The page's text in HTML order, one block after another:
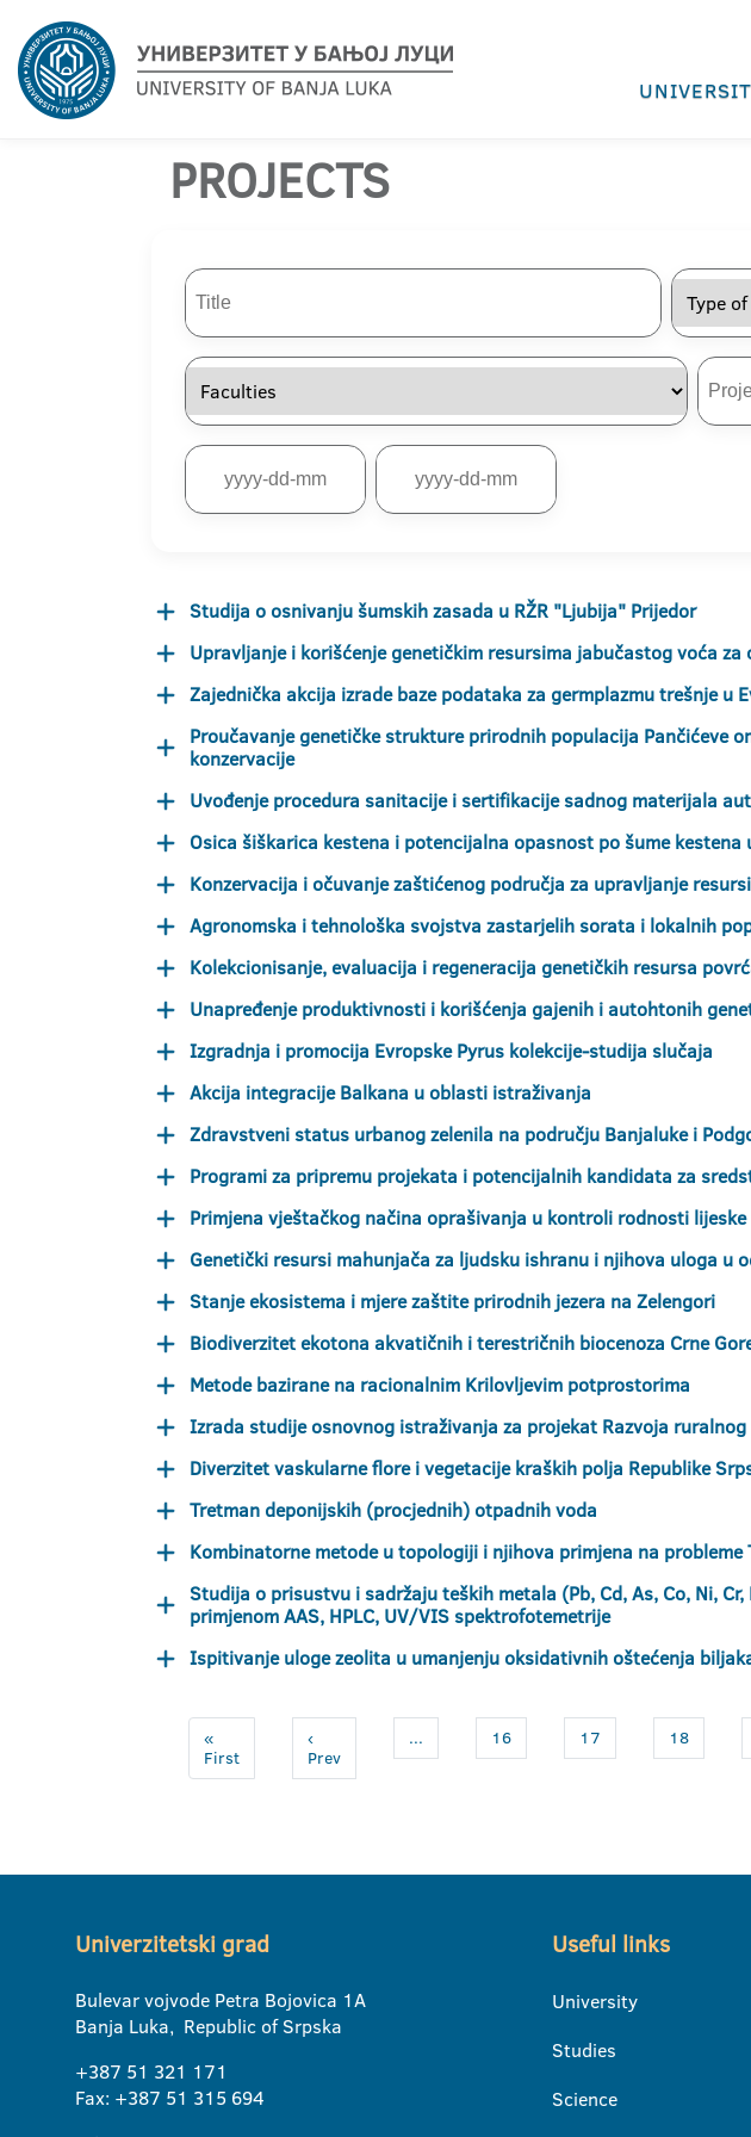
PROJECTS
Studija o osnivanju šumskih zasada u RŽR "Ljubija" Prijedor
Upravljanje i korišćenje genetičkim resursima jabučastog voća
Zajednička akcija izrade baze podataka za germplazmu trešnje u
Proučavanje genetičke strukture prirodnih populacija Pančićeve
konzervacije
Uvođenje procedura sanitacije i sertifikacije sadnog materijala
Osica šiškarica kestena i potencijalna opasnost po šume kestena
Konzervacija i očuvanje zaštićenog područja za upravljanje
Agronomska i tehnološka svojstva zastarjelih sorata i lokalnih
Kolekcionisanje, evaluacija i regeneracija genetičkih resursa
Unapređenje produktivnosti i korišćenja gajenih i autohtonih
Izgradnja i promocija Evropske Pyrus kolekcije-studija slučaja
Akcija integracije Balkana u oblasti istraživanja
Zdravstveni status urbanog zelenila na području Banjaluke i
Programi za pripremu projekata i potencijalnih kandidata za
Primjena vještačkog načina oprašivanja u kontroli rodnosti lijeske
Genetički resursi mahunjača za ljudsku ishranu i njihova uloga u
Stanje ekosistema i mjere zaštite prirodnih jezera na Zelengori
Biodiverzitet ekotona akvatičnih i terestričnih biocenoza Crne
Metode bazirane na racionalnim Krilovljevim potprostorima
Izrada studije osnovnog istraživanja za projekat Razvoja
Diverzitet vaskularne flore i vegetacije kraških polja Republike
Tretman deponijskih (procjednih) otpadnih voda
Kombinatorne metode u topologiji i njihova primjena na probleme
Studija o prisustvu i sadržaju teških metala (Pb, Cd, As, Co, Ni,
primjenom AAS, HPLC, UV/VIS spektrofotemetrije
Ispitivanje uloge zeolita u umanjenju oksidativnih oštećenja
«
First
‹
Prev
... 16 17 18
Univerzitetski grad
Bulevar vojvode Petra Bojovica 1A
Banja Luka, Republic of Srpska
+387 51 321 171
Fax: +387 51 315 694
Useful links
University
Studies
Science